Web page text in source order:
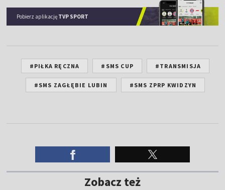
Pobierz aplikację TVP SPORT
#PIŁKA RĘCZNA #SMS CUP #TRANSMISJA
#SMS ZAGŁĘBIE LUBIN #SMS ZPRP KWIDZYN
Zobacz też